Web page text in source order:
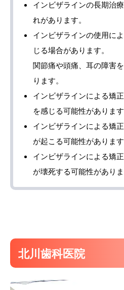
インビザラインの長期治
れがあります。
インビザラインの使用に
じる場合があります。
関節痛や頭痛、耳の障害
ります。
インビザラインによる矯
を感じる可能性があります
インビザラインによる矯
が起こる可能性があります
インビザラインによる矯
が壊死する可能性がありま
北川歯科医院